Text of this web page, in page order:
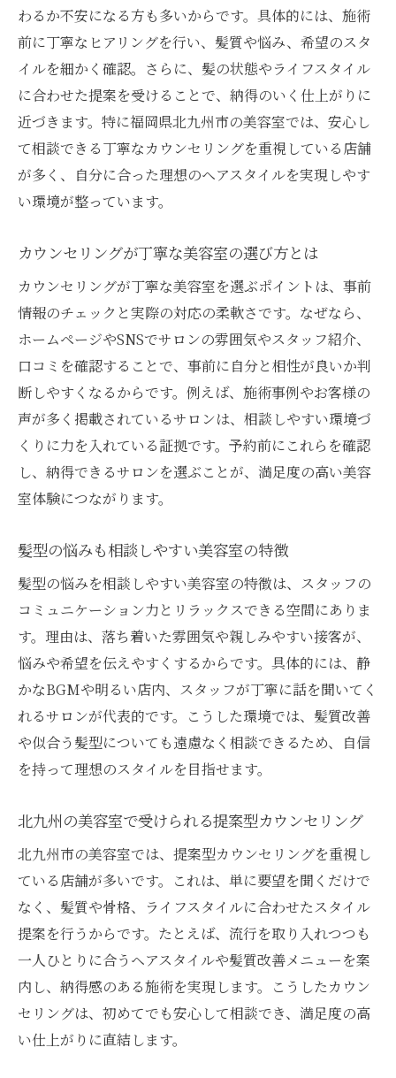
わるか不安になる方も多いからです。具体的には、施術
前に丁寧なヒアリングを行い、髪質や悩み、希望のスタ
イルを細かく確認。さらに、髪の状態やライフスタイル
に合わせた提案を受けることで、納得のいく仕上がりに
近づきます。特に福岡県北九州市の美容室では、安心し
て相談できる丁寧なカウンセリングを重視している店舗
が多く、自分に合った理想のヘアスタイルを実現しやす
い環境が整っています。
カウンセリングが丁寧な美容室の選び方とは
カウンセリングが丁寧な美容室を選ぶポイントは、事前
情報のチェックと実際の対応の柔軟さです。なぜなら、
ホームページやSNSでサロンの雰囲気やスタッフ紹介、
口コミを確認することで、事前に自分と相性が良いか判
断しやすくなるからです。例えば、施術事例やお客様の
声が多く掲載されているサロンは、相談しやすい環境づ
くりに力を入れている証拠です。予約前にこれらを確認
し、納得できるサロンを選ぶことが、満足度の高い美容
室体験につながります。
髪型の悩みも相談しやすい美容室の特徴
髪型の悩みを相談しやすい美容室の特徴は、スタッフの
コミュニケーション力とリラックスできる空間にありま
す。理由は、落ち着いた雰囲気や親しみやすい接客が、
悩みや希望を伝えやすくするからです。具体的には、静
かなBGMや明るい店内、スタッフが丁寧に話を聞いてく
れるサロンが代表的です。こうした環境では、髪質改善
や似合う髪型についても遠慮なく相談できるため、自信
を持って理想のスタイルを目指せます。
北九州の美容室で受けられる提案型カウンセリング
北九州市の美容室では、提案型カウンセリングを重視し
ている店舗が多いです。これは、単に要望を聞くだけで
なく、髪質や骨格、ライフスタイルに合わせたスタイル
提案を行うからです。たとえば、流行を取り入れつつも
一人ひとりに合うヘアスタイルや髪質改善メニューを案
内し、納得感のある施術を実現します。こうしたカウン
セリングは、初めてでも安心して相談でき、満足度の高
い仕上がりに直結します。